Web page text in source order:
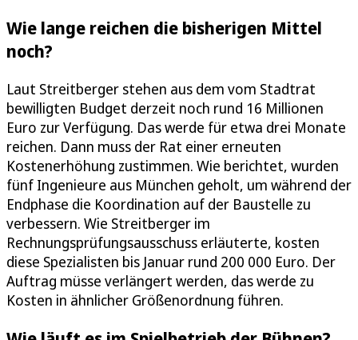
Wie lange reichen die bisherigen Mittel
noch?
Laut Streitberger stehen aus dem vom Stadtrat
bewilligten Budget derzeit noch rund 16 Millionen
Euro zur Verfügung. Das werde für etwa drei Monate
reichen. Dann muss der Rat einer erneuten
Kostenerhöhung zustimmen. Wie berichtet, wurden
fünf Ingenieure aus München geholt, um während der
Endphase die Koordination auf der Baustelle zu
verbessern. Wie Streitberger im
Rechnungsprüfungsausschuss erläuterte, kosten
diese Spezialisten bis Januar rund 200 000 Euro. Der
Auftrag müsse verlängert werden, das werde zu
Kosten in ähnlicher Größenordnung führen.